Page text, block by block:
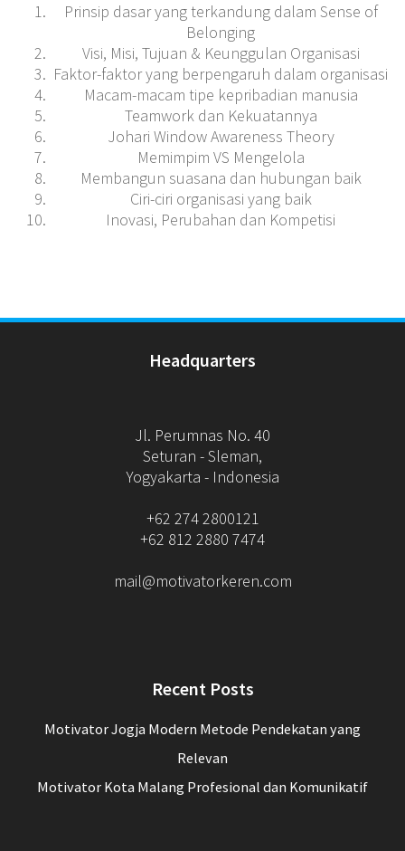
Prinsip dasar yang terkandung dalam Sense of
Belonging
Visi, Misi, Tujuan & Keunggulan Organisasi
Faktor-faktor yang berpengaruh dalam organisasi
Macam-macam tipe kepribadian manusia
Teamwork dan Kekuatannya
Johari Window Awareness Theory
Memimpim VS Mengelola
Membangun suasana dan hubungan baik
Ciri-ciri organisasi yang baik
Inovasi, Perubahan dan Kompetisi
Headquarters
Jl. Perumnas No. 40
Seturan - Sleman,
Yogyakarta - Indonesia
+62 274 2800121
+62 812 2880 7474
mail@motivatorkeren.com
Recent Posts
Motivator Jogja Modern Metode Pendekatan yang
Relevan
Motivator Kota Malang Profesional dan Komunikatif